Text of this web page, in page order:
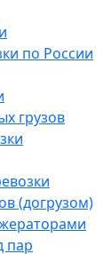
по России
грузов
(догрузом)
пар